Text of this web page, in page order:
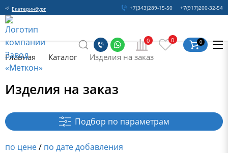
Екатеринбург +7(343)289-15-50 +7(917)200-32-54
0 0 0
Главная Каталог Изделия на заказ
Изделия на заказ
Подбор по параметрам
по цене/ по дате добавления